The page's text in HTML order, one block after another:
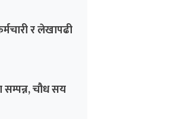
र लेखापढी
चौध सय